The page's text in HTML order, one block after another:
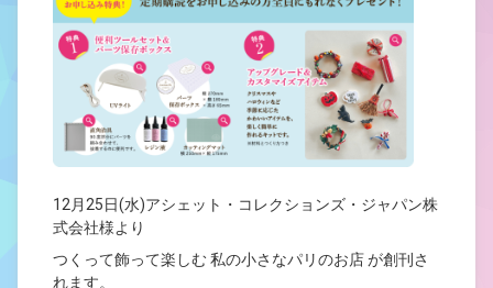
12月25日(水)アシェット・コレクションズ・ジャパン株
式会社様より
つくって飾って楽しむ 私の小さなパリのお店 が創刊さ
れます。